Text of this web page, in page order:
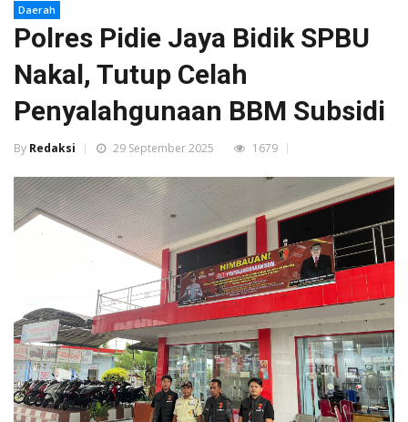
Daerah
Polres Pidie Jaya Bidik SPBU
Nakal, Tutup Celah
Penyalahgunaan BBM Subsidi
By Redaksi 29 September 2025 1679